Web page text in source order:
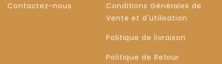
Contactez-nous
Conditions Générales de
Vente et d'utilisation
Politique de livraison
Politique de Retour